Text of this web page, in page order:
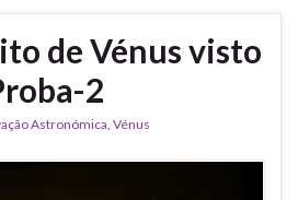
de Vénus visto
2
Astronómica, Vénus